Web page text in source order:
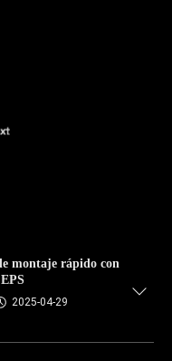
montaje rápido con
2025-04-29